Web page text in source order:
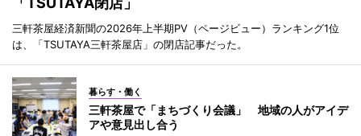
三軒茶屋経済新聞の2026年上半期PV（ページビュー）ランキング1位
は、「TSUTAYA三軒茶屋店」の閉店記事だった。
暮らす・働く
三軒茶屋で「まちづくり会議」 地域の人がアイデ
アや意見出し合う